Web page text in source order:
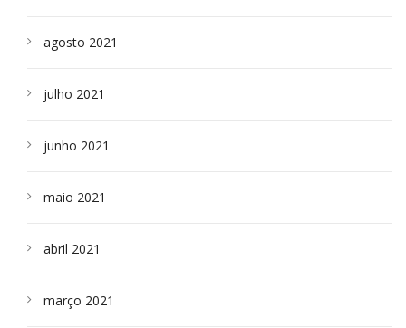
agosto 2021
julho 2021
junho 2021
maio 2021
abril 2021
março 2021